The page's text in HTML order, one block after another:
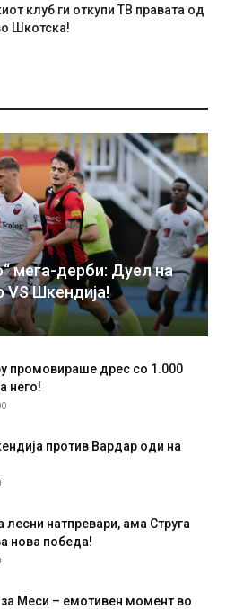
клуб ги откупи ТВ правата од
Шкотска!
мега-дерби: Дуел на
VS Шкендија!
промовираше дрес со 1.000
него!
против Вардар оди на
лесни натпревари, ама Струга
нова победа!
Меси – емотивен момент во